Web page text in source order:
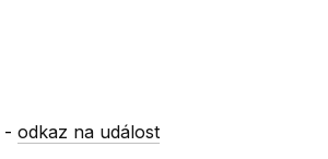
-odkaz na událost